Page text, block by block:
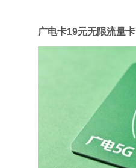
广电卡19元无限流量卡